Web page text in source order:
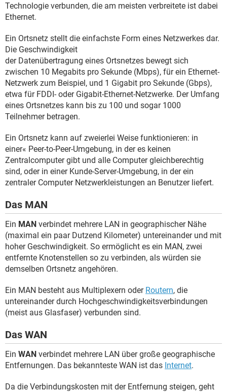
Technologie verbunden, die am meisten verbreitete ist dabei
Ethernet.
Ein Ortsnetz stellt die einfachste Form eines Netzwerkes dar.
Die Geschwindigkeit
der Datenübertragung eines Ortsnetzes bewegt sich
zwischen 10 Megabits pro Sekunde (Mbps), für ein Ethernet-
Netzwerk zum Beispiel, und 1 Gigabit pro Sekunde (Gbps),
etwa für FDDI- oder Gigabit-Ethernet-Netzwerke. Der Umfang
eines Ortsnetzes kann bis zu 100 und sogar 1000
Teilnehmer betragen.
Ein Ortsnetz kann auf zweierlei Weise funktionieren: in
einer« Peer-to-Peer-Umgebung, in der es keinen
Zentralcomputer gibt und alle Computer gleichberechtig
sind, oder in einer Kunde-Server-Umgebung, in der ein
zentraler Computer Netzwerkleistungen an Benutzer liefert.
Das MAN
Ein MAN verbindet mehrere LAN in geographischer Nähe
(maximal ein paar Dutzend Kilometer) untereinander und mit
hoher Geschwindigkeit. So ermöglicht es ein MAN, zwei
entfernte Knotenstellen so zu verbinden, als würden sie
demselben Ortsnetz angehören.
Ein MAN besteht aus Multiplexern oder Routern, die
untereinander durch Hochgeschwindigkeitsverbindungen
(meist aus Glasfaser) verbunden sind.
Das WAN
Ein WAN verbindet mehrere LAN über große geographische
Entfernungen. Das bekannteste WAN ist das Internet.
Da die Verbindungskosten mit der Entfernung steigen, geht